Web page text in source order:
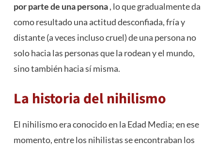
por parte de una persona, lo que gradualmente da
como resultado una actitud desconfiada, fría y
distante (a veces incluso cruel) de una persona no
solo hacia las personas que la rodean y el mundo,
sino también hacia sí misma.
La historia del nihilismo
El nihilismo era conocido en la Edad Media; en ese
momento, entre los nihilistas se encontraban los